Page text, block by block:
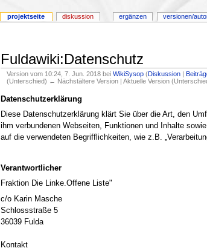
Fuldawiki:Datenschutz
Version vom 10:24, 7. Jun. 2018 beiWikiSysop (Diskussion |
(Unterschied) ← Nächstältere Version | Aktuelle Version
Datenschutzerklärung
Diese Datenschutzerklärung klärt Sie über die Art, den
ihm verbundenen Webseiten, Funktionen und Inhalte
auf die verwendeten Begrifflichkeiten, wie z.B.
Verantwortlicher
Fraktion Die Linke.Offene Liste"
c/o Karin Masche
Schlossstraße 5
36039 Fulda
Kontakt
projektseite diskussion ergänzen versionen/